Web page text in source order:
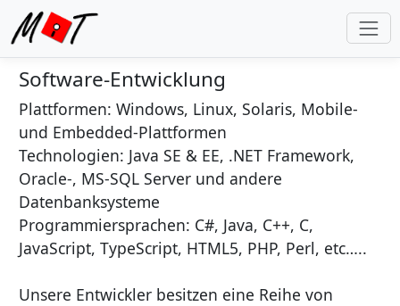
Software-Entwicklung
Plattformen: Windows, Linux, Solaris, Mobile-
und Embedded-Plattformen
Technologien: Java SE & EE, .NET Framework,
Oracle-, MS-SQL Server und andere
Datenbanksysteme
Programmiersprachen: C#, Java, C++, C,
JavaScript, TypeScript, HTML5, PHP, Perl, etc…..
Unsere Entwickler besitzen eine Reihe von